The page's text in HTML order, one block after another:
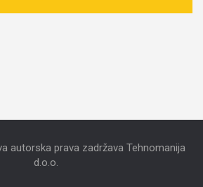
autorska prava zadržava Tehnomanija
d.o.o.